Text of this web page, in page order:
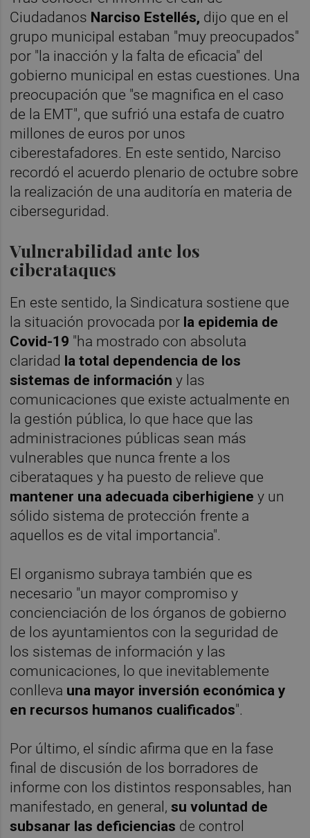
Ciudadanos Narciso Estellés, dijo que en el
grupo municipal estaban "muy preocupados"
por "la inacción y la falta de eficacia" del
gobierno municipal en estas cuestiones. Una
preocupación que "se magnifica en el caso
de la EMT", que sufrió una estafa de cuatro
millones de euros por unos
ciberestafadores. En este sentido, Narciso
recordó el acuerdo plenario de octubre sobre
la realización de una auditoría en materia de
ciberseguridad.
Vulnerabilidad ante los
ciberataques
En este sentido, la Sindicatura sostiene que
la situación provocada por la epidemia de
Covid-19 "ha mostrado con absoluta
claridad la total dependencia de los
sistemas de información y las
comunicaciones que existe actualmente en
la gestión pública, lo que hace que las
administraciones públicas sean más
vulnerables que nunca frente a los
ciberataques y ha puesto de relieve que
mantener una adecuada ciberhigiene y un
sólido sistema de protección frente a
aquellos es de vital importancia".
El organismo subraya también que es
necesario "un mayor compromiso y
concienciación de los órganos de gobierno
de los ayuntamientos con la seguridad de
los sistemas de información y las
comunicaciones, lo que inevitablemente
conlleva una mayor inversión económica y
en recursos humanos cualificados".
Por último, el síndic afirma que en la fase
final de discusión de los borradores de
informe con los distintos responsables, han
manifestado, en general, su voluntad de
subsanar las deficiencias de control